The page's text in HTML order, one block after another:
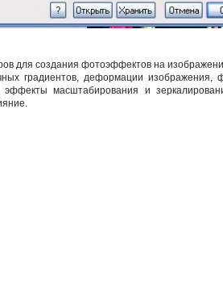
для создания фотоэффектов на
градиентов, деформации
масштабирования и